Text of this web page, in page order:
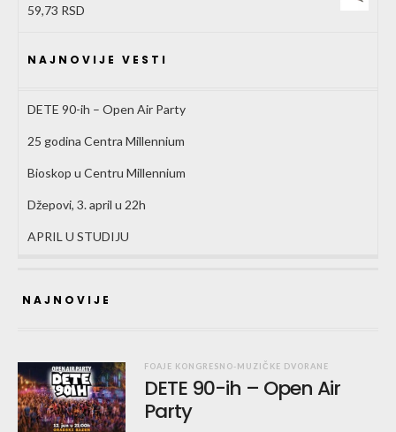
59,73 RSD
NAJNOVIJE VESTI
DETE 90-ih – Open Air Party
25 godina Centra Millennium
Bioskop u Centru Millennium
Džepovi, 3. april u 22h
APRIL U STUDIJU
NAJNOVIJE
FOAJE KONGRESNO-MUZIČKE DVORANE
DETE 90-ih – Open Air
Party